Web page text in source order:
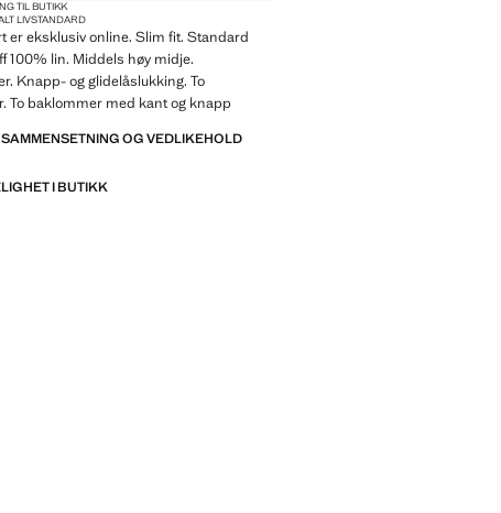
TIL BUTIKK
LIVSTANDARD
er eksklusiv online. Slim fit. Standard
100% lin. Middels høy midje.
Knapp- og glidelåslukking. To
To baklommer med kant og knapp
OG VEDLIKEHOLD
I BUTIKK